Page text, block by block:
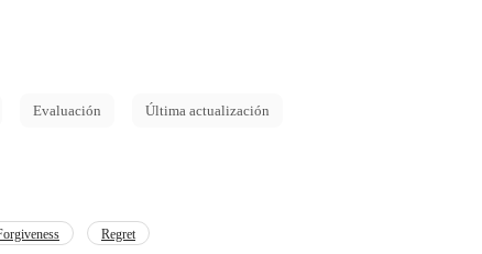
Evaluación Última actualización
Regret